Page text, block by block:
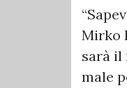
Mirko
sarà il
male